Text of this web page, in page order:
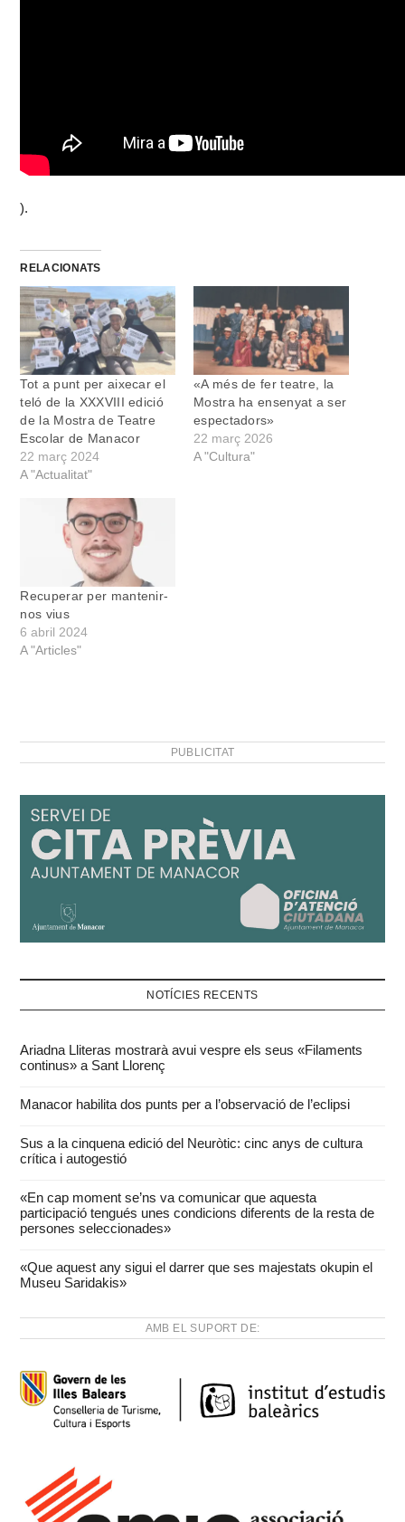
).
RELACIONATS
Tot a punt per aixecar el
teló de la XXXVIII edició
de la Mostra de Teatre
Escolar de Manacor
22 març 2024
A "Actualitat"
«A més de fer teatre, la
Mostra ha ensenyat a ser
espectadors»
22 març 2026
A "Cultura"
Recuperar per mantenir-
nos vius
6 abril 2024
A "Articles"
PUBLICITAT
NOTÍCIES RECENTS
Ariadna Lliteras mostrarà avui vespre els seus «Filaments
continus» a Sant Llorenç
Manacor habilita dos punts per a l’observació de l’eclipsi
Sus a la cinquena edició del Neuròtic: cinc anys de cultura
crítica i autogestió
«En cap moment se’ns va comunicar que aquesta
participació tengués unes condicions diferents de la resta de
persones seleccionades»
«Que aquest any sigui el darrer que ses majestats okupin el
Museu Saridakis»
AMB EL SUPORT DE: